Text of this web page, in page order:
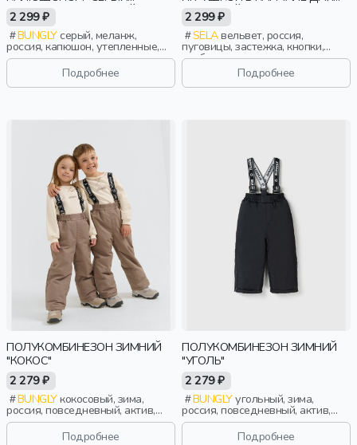
МЕЛАНЖ" УТЕПЛЕННЫЙ
2 299 ₽
BUNGLYсерый, меланж,
россия, капюшон, утепленные,
мальчики, малыши, дошкольники,
Подробнее
МАЛЫШЕЙ
2 299 ₽
SELAвельвет, россия,
пуговицы, застежка, кнопки,
свободные, карман, малыши,
Подробнее
ПОЛУКОМБИНЕЗОН ЗИМНИЙ
"КОКОС"
2 279 ₽
BUNGLYкокосовый, зима,
россия, повседневный, актив,
мальчики, малыши, дошкольники,
Подробнее
ПОЛУКОМБИНЕЗОН ЗИМНИЙ
"УГОЛЬ"
2 279 ₽
BUNGLYугольный, зима,
россия, повседневный, актив,
мальчики, малыши, дошкольники,
Подробнее